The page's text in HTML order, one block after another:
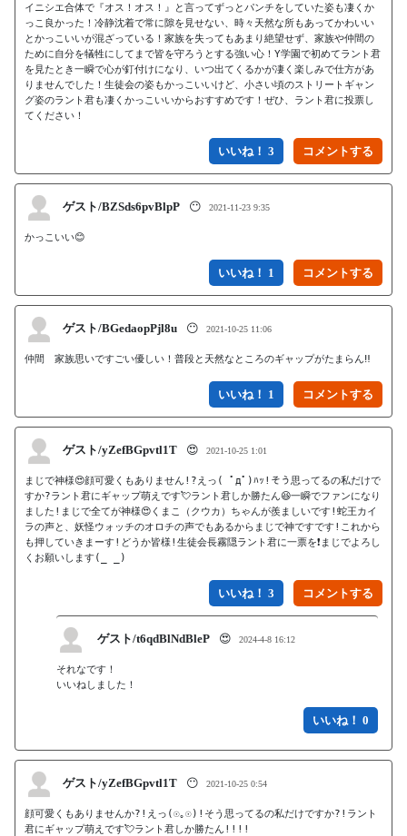
イニシエ合体で『オス！オス！』と言ってずっとパンチをしていた姿も凄くか
っこ良かった！冷静沈着で常に隙を見せない、時々天然な所もあってかわいい
とかっこいいが混ざっている！家族を失ってもあまり絶望せず、家族や仲間の
ために自分を犠牲にしてまで皆を守ろうとする強い心！Y学園で初めてラント君
を見たとき一瞬で心が釘付けになり、いつ出てくるかが凄く楽しみで仕方があ
りませんでした！生徒会の姿もかっこいいけど、小さい頃のストリートギャン
グ姿のラント君も凄くかっこいいからおすすめです！ぜひ、ラント君に投票し
てください！
いいね！ 3
ゲスト/BZSds6pvBlpP 😶 2021-11-23 9:35
かっこいい😊
いいね！ 1
ゲスト/BGedaopPjl8u 😶 2021-10-25 11:06
仲間　家族思いですごい優しい！普段と天然なところのギャップがたまらん‼︎
いいね！ 1
ゲスト/yZefBGpvtl1T 😍 2021-10-25 1:01
まじで神様😍顔可愛くもありません!?えっ( ﾟдﾟ)ﾊｯ!そう思ってるの私だけで
すか?ラント君にギャップ萌えです💘ラント君しか勝たん😆一瞬でファンになり
ました!まじで全てが神様😍くまこ（クウカ）ちゃんが羨ましいです!蛇王カイ
ラの声と、妖怪ウォッチのオロチの声でもあるからまじで神ですです!これから
も押していきまーす!どうか皆様!生徒会長霧隠ラント君に一票を❗まじでよろし
くお願いします(_ _)
いいね！ 3
ゲスト/t6qdBlNdBleP 😍 2024-4-8 16:12
それなです！
いいねしました！
いいね！ 0
ゲスト/yZefBGpvtl1T 😶 2021-10-25 0:54
顔可愛くもありませんか?!えっ(☉｡☉)!そう思ってるの私だけですか?!ラント
君にギャップ萌えです💘ラント君しか勝たん!!!!